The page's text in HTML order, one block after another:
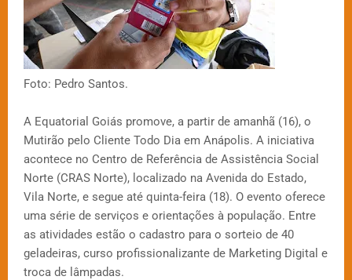
Foto: Pedro Santos.
A Equatorial Goiás promove, a partir de amanhã (16), o
Mutirão pelo Cliente Todo Dia em Anápolis. A iniciativa
acontece no Centro de Referência de Assistência Social
Norte (CRAS Norte), localizado na Avenida do Estado,
Vila Norte, e segue até quinta-feira (18). O evento oferece
uma série de serviços e orientações à população. Entre
as atividades estão o cadastro para o sorteio de 40
geladeiras, curso profissionalizante de Marketing Digital e
troca de lâmpadas.